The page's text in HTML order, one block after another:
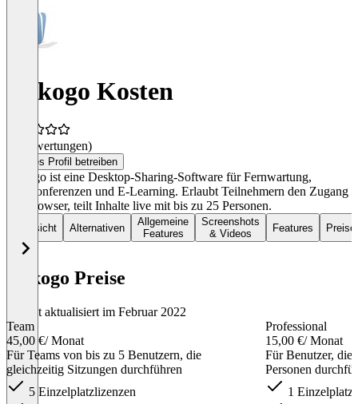
Mikogo Kosten
(0 Bewertungen)
Dieses Profil betreiben
Mikogo ist eine Desktop-Sharing-Software für Fernwartung,
Webkonferenzen und E-Learning. Erlaubt Teilnehmern den Zugang
via Browser, teilt Inhalte live mit bis zu 25 Personen.
Übersicht Alternativen
Allgemeine
Features
Screenshots
& Videos
Features Preise
Mikogo Preise
Zuletzt aktualisiert im Februar 2022
Team
45,00 €/ Monat
Für Teams von bis zu 5 Benutzern, die
gleichzeitig Sitzungen durchführen
5 Einzelplatzlizenzen
Professional
15,00 €/ Monat
Für Benutzer, die
Personen
1